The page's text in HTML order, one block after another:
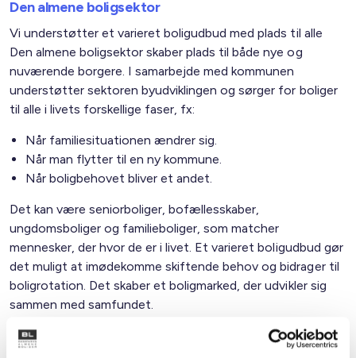
Den almene boligsektor
Vi understøtter et varieret boligudbud med plads til alle
Den almene boligsektor skaber plads til både nye og
nuværende borgere. I samarbejde med kommunen
understøtter sektoren byudviklingen og sørger for boliger
til alle i livets forskellige faser, fx:
Når familiesituationen ændrer sig.
Når man flytter til en ny kommune.
Når boligbehovet bliver et andet.
Det kan være seniorboliger, bofællesskaber,
ungdomsboliger og familieboliger, som matcher
mennesker, der hvor de er i livet. Et varieret boligudbud gør
det muligt at imødekomme skiftende behov og bidrager til
boligrotation. Det skaber et boligmarked, der udvikler sig
sammen med samfundet.
Familietyper i de almene boliger i kommunen